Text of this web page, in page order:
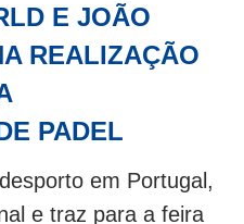
E JOÃO
REALIZAÇÃO
PADEL
em Portugal,
e traz para a feira